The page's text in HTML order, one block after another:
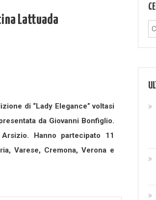
Lattuada
di “Lady Elegance” voltasi
da Giovanni Bonfiglio.
Hanno partecipato 11
Varese, Cremona, Verona e